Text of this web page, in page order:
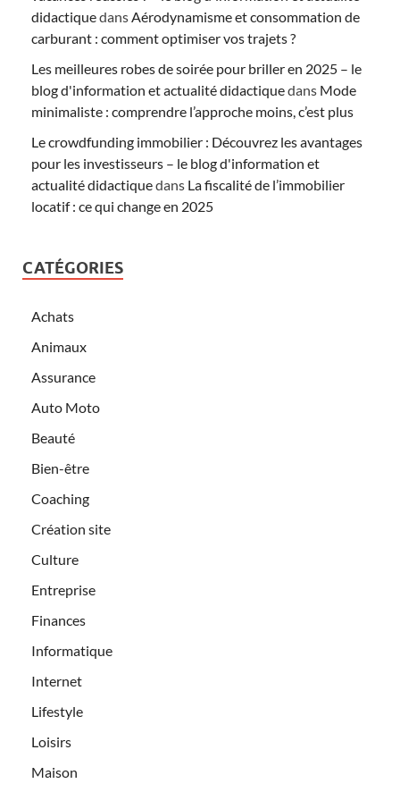
didactiquedansAérodynamisme et consommation de
carburant : comment optimiser vos trajets ?
Les meilleures robes de soirée pour briller en 2025 – le
blog d'information et actualité didactiquedans Mode
minimaliste : comprendre l’approche moins, c’est plus
Le crowdfunding immobilier : Découvrez les avantages
pour les investisseurs – le blog d'information et
actualité didactiquedans La fiscalité de l’immobilier
locatif : ce qui change en 2025
CATÉGORIES
Achats
Animaux
Assurance
Auto Moto
Beauté
Bien-être
Coaching
Création site
Culture
Entreprise
Finances
Informatique
Internet
Lifestyle
Loisirs
Maison